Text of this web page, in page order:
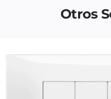
Otros